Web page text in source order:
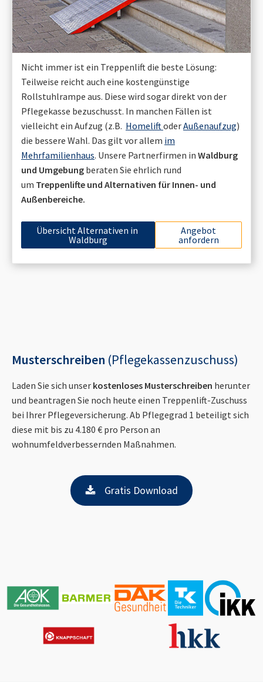
Nicht immer ist ein Treppenlift die beste Lösung:
Teilweise reicht auch eine kostengünstige
Rollstuhlrampe aus. Diese wird sogar direkt von der
Pflegekasse bezuschusst. In manchen Fällen ist
vielleicht ein Aufzug (z.B. HomeliftoderAußenaufzug)
die bessere Wahl. Das gilt vor allem im
Mehrfamilienhaus. Unsere Partnerfirmen in Waldburg
und Umgebung beraten Sie ehrlich rund
um Treppenlifte und Alternativen für Innen- und
Außenbereiche.
Übersicht Alternativen in
Waldburg
Angebot
anfordern
Musterschreiben (Pflegekassenzuschuss)
Laden Sie sich unser kostenloses Musterschreiben herunter
und beantragen Sie noch heute einen Treppenlift-Zuschuss
bei Ihrer Pflegeversicherung. Ab Pflegegrad 1 beteiligt sich
diese mit bis zu 4.180 € pro Person an
wohnumfeldverbessernden Maßnahmen.
Gratis Download